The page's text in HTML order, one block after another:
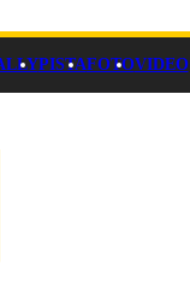
PISTAFOTOVIDEO